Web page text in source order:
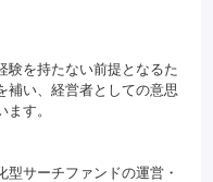
験を持たない前提となるた
補い、経営者としての意思
す。
サーチファンドの運営・